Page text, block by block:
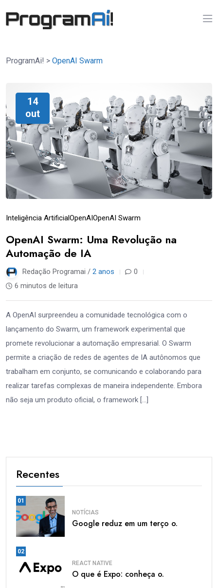
ProgramAi! > OpenAI Swarm
14
out
Inteligência ArtificialOpenAIOpenAI Swarm
OpenAI Swarm: Uma Revolução na
Automação de IA
Redação Programai / 2 anos
0
6 minutos de leitura
A OpenAI surpreendeu a comunidade tecnológica com o
lançamento do Swarm, um framework experimental que
promete revolucionar a automação empresarial. O Swarm
permite a criação de redes de agentes de IA autônomos que
trabalham em conjunto, se comunicando e colaborando para
realizar tarefas complexas de maneira independente. Embora
não seja um produto oficial, o framework […]
Recentes
01
NOTÍCIAS
Google reduz em um terço o.
02
REACT NATIVE
O que é Expo: conheça o.